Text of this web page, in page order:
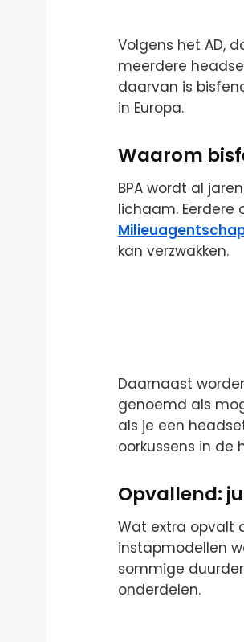
Volgens het AD,
meerdere
daarvan is
in Europa.
Waarom
BPA wordt al
lichaam. Eerdere
kan verzwakken.
Daarnaast
genoemd als
als je een
oorkussens in de
Opvallend:
Wat extra opvalt
instapmodellen
sommige
onderdelen.